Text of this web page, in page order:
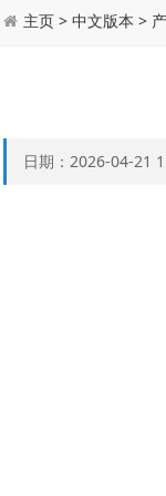
主页 > 中文版本 >
日期：2026-04-21